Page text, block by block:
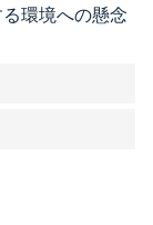
環境への懸念